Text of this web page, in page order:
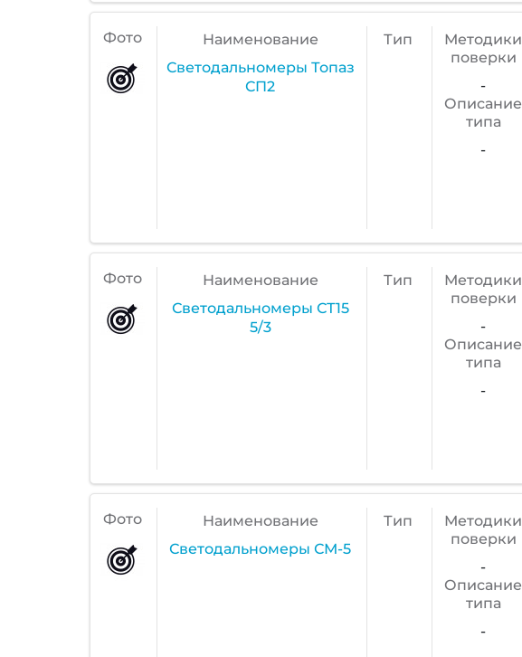
Фото
Наименование
Светодальномеры Топаз
СП2
Тип
Методики
поверки
-
Описание
типа
-
Фото
Наименование
Светодальномеры СТ15
5/3
Тип
Методики
поверки
-
Описание
типа
-
Фото
Наименование
Светодальномеры СМ-5
Тип
Методики
поверки
-
Описание
типа
-